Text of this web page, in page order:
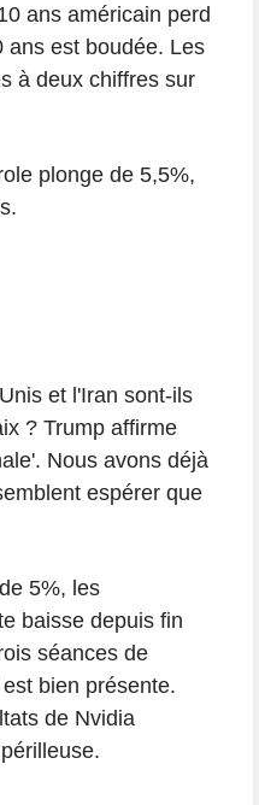
ans américain perd
ans est boudée. Les
à deux chiffres sur
plonge de 5,5%,
et l'Iran sont-ils
? Trump affirme
Nous avons déjà
espérer que
5%, les
baisse depuis fin
séances de
bien présente.
de Nvidia